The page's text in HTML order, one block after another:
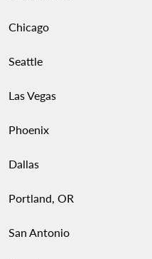
Chicago
Seattle
Las Vegas
Phoenix
Dallas
Portland, OR
San Antonio